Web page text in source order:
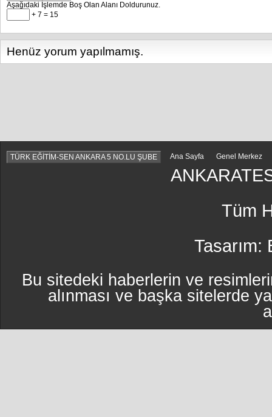
Aşağıdaki İşlemde Boş Olan Alanı Doldurunuz.
+ 7 = 15
Henüz yorum yapılmamış.
TÜRK EĞİTİM-SEN ANKARA 5 NO.LU ŞUBE Ana Sayfa Genel Merkez
Tüm
Tasarım:
Bu sitedeki haberlerin ve
alınması ve başka sitelerde